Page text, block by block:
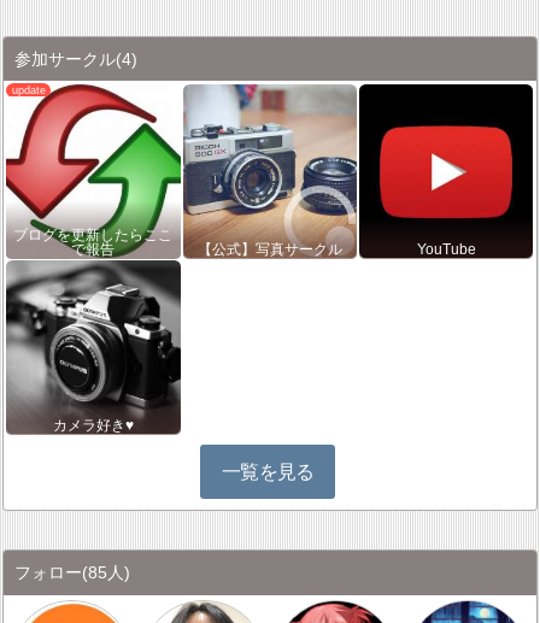
参加サークル(4)
ブログを更新したらここ
で報告
【公式】写真サークル YouTube
カメラ好き♥
一覧を見る
フォロー(85人)